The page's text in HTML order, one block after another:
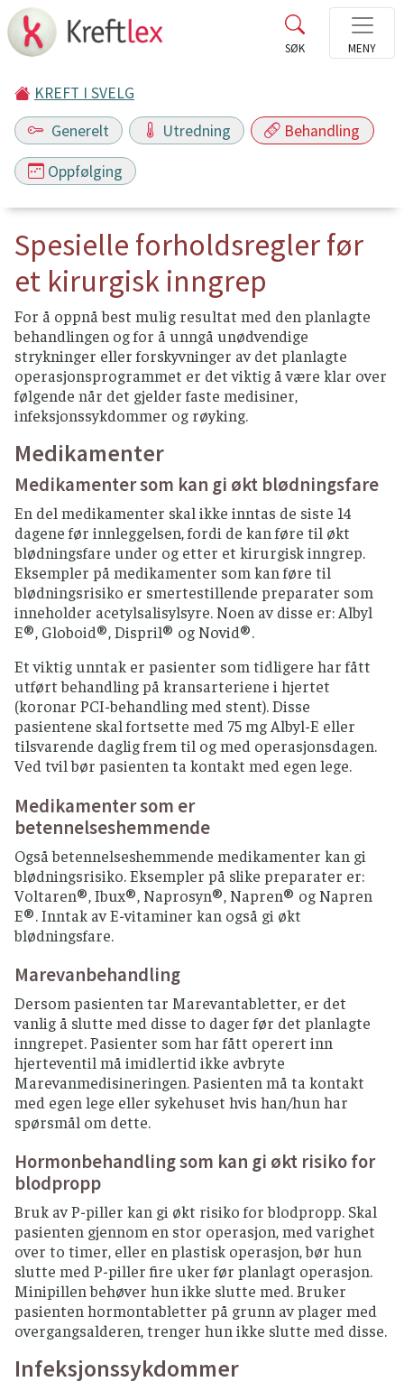
KREFT I SVELG
Generelt
Utredning Behandling
Oppfølging
Spesielle forholdsregler før
et kirurgisk inngrep
For å oppnå best mulig resultat med den planlagte
behandlingen og for å unngå unødvendige
strykninger eller forskyvninger av det planlagte
operasjonsprogrammet er det viktig å være klar over
følgende når det gjelder faste medisiner,
infeksjonssykdommer og røyking.
Medikamenter
Medikamenter som kan gi økt blødningsfare
En del medikamenter skal ikke inntas de siste 14
dagene før innleggelsen, fordi de kan føre til økt
blødningsfare under og etter et kirurgisk inngrep.
Eksempler på medikamenter som kan føre til
blødningsrisiko er smertestillende preparater som
inneholder acetylsalisylsyre. Noen av disse er: Albyl
E®, Globoid®, Dispril® og Novid®.
Et viktig unntak er pasienter som tidligere har fått
utført behandling på kransarteriene i hjertet
(koronar PCI-behandling med stent). Disse
pasientene skal fortsette med 75 mg Albyl-E eller
tilsvarende daglig frem til og med operasjonsdagen.
Ved tvil bør pasienten ta kontakt med egen lege.
Medikamenter som er
betennelseshemmende
Også betennelseshemmende medikamenter kan gi
blødningsrisiko. Eksempler på slike preparater er:
Voltaren®, Ibux®, Naprosyn®, Napren® og Napren
E®. Inntak av E-vitaminer kan også gi økt
blødningsfare.
Marevanbehandling
Dersom pasienten tar Marevantabletter, er det
vanlig å slutte med disse to dager før det planlagte
inngrepet. Pasienter som har fått operert inn
hjerteventil må imidlertid ikke avbryte
Marevanmedisineringen. Pasienten må ta kontakt
med egen lege eller sykehuset hvis han/hun har
spørsmål om dette.
Hormonbehandling som kan gi økt risiko for
blodpropp
Bruk av P-piller kan gi økt risiko for blodpropp. Skal
pasienten gjennom en stor operasjon, med varighet
over to timer, eller en plastisk operasjon, bør hun
slutte med P-piller fire uker før planlagt operasjon.
Minipillen behøver hun ikke slutte med. Bruker
pasienten hormontabletter på grunn av plager med
overgangsalderen, trenger hun ikke slutte med disse.
Infeksjonssykdommer